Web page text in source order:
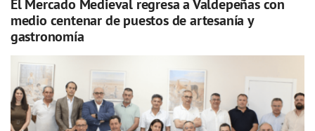
El Mercado Medieval regresa a Valdepeñas con
medio centenar de puestos de artesanía y
gastronomía